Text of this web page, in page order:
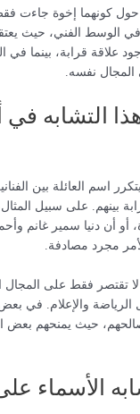
حول كونهما إخوة جاءت
في الوسط الفني، حيث
علاقة قرابة، بينما في
المجال نفسه.
التشابه في
اسم العائلة بين
بينهم. على سبيل
أن دنيا سمير غانم
مجرد مصادفة.
تقتصر فقط على المجال
والإعلام. في
حيث يمنحهم بعض
الأسماء